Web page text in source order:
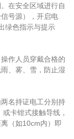
在安全区域进行自
号源），开启电
绿色指示与提示
作人员穿戴合格的
、雾、雪，防止湿
名持证电工分别持
卡钳式接触导线，
（如10cm内）即